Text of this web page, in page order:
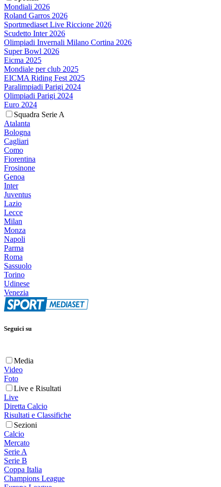
Mondiali 2026
Roland Garros 2026
Sportmediaset Live Riccione 2026
Scudetto Inter 2026
Olimpiadi Invernali Milano Cortina 2026
Super Bowl 2026
Eicma 2025
Mondiale per club 2025
EICMA Riding Fest 2025
Paralimpiadi Parigi 2024
Olimpiadi Parigi 2024
Euro 2024
Squadra Serie A
Atalanta
Bologna
Cagliari
Como
Fiorentina
Frosinone
Genoa
Inter
Juventus
Lazio
Lecce
Milan
Monza
Napoli
Parma
Roma
Sassuolo
Torino
Udinese
Venezia
Seguici su
Media
Video
Foto
Live e Risultati
Live
Diretta Calcio
Risultati e Classifiche
Sezioni
Calcio
Mercato
Serie A
Serie B
Coppa Italia
Champions League